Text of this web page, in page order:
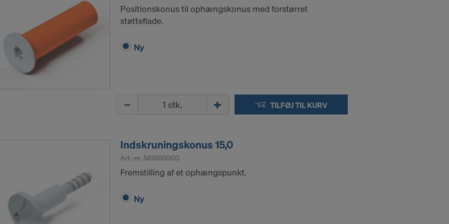
Positionskonus til ophængskonus med forstørret
støtteflade.
Ny
TILFØJ TIL KURV
Indskruningskonus 15,0
Art.-nr. 581895000
Fremstilling af et ophængspunkt.
Ny
dit udtrykkelige samtykke for stadig at kunne overføre dine
data til disse udbydere.
tid trække dit samtykke tilbage ved at klikke dig ind på cookie-
websiden.
DU BRUGEN COOKIES OG OVERFØRSEL AF DINE
DATA TIL USA?